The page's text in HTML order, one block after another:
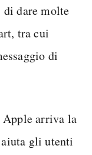
di dare molte
tra cui
di
arriva la
gli utenti